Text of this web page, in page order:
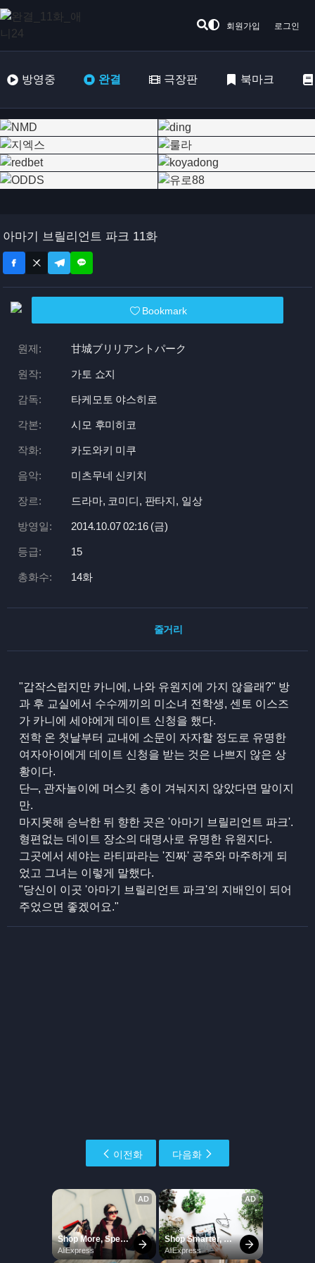
회원가입 로그인
방영중 완결 극장판 북마크
아마기 브릴리언트 파크 11화
Bookmark
원제: 甘城ブリリアントパーク
원작: 가토 쇼지
감독: 타케모토 야스히로
각본: 시모 후미히코
작화: 카도와키 미쿠
음악: 미츠무네 신키치
장르: 드라마, 코미디, 판타지, 일상
방영일: 2014.10.07 02:16 (금)
등급: 15
총화수: 14화
줄거리
"갑작스럽지만 카니에, 나와 유원지에 가지 않을래?" 방
과 후 교실에서 수수께끼의 미소녀 전학생, 센토 이스즈
가 카니에 세야에게 데이트 신청을 했다.
전학 온 첫날부터 교내에 소문이 자자할 정도로 유명한
여자아이에게 데이트 신청을 받는 것은 나쁘지 않은 상
황이다.
단─, 관자놀이에 머스킷 총이 겨눠지지 않았다면 말이지
만.
마지못해 승낙한 뒤 향한 곳은 '아마기 브릴리언트 파크'.
형편없는 데이트 장소의 대명사로 유명한 유원지다.
그곳에서 세야는 라티파라는 '진짜' 공주와 마주하게 되
었고 그녀는 이렇게 말했다.
"당신이 이곳 '아마기 브릴리언트 파크'의 지배인이 되어
주었으면 좋겠어요."
이전화 다음화